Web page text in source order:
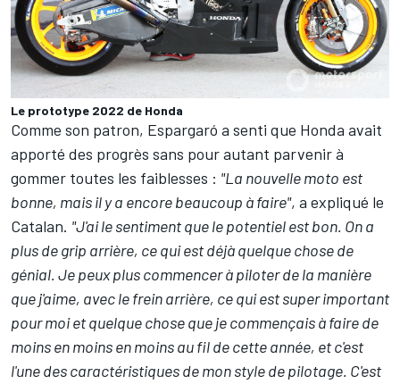
Le prototype 2022 de Honda
Comme son patron, Espargaró a senti que Honda avait
apporté des progrès sans pour autant parvenir à
gommer toutes les faiblesses : "La nouvelle moto est
bonne, mais il y a encore beaucoup à faire", a expliqué le
Catalan. "J'ai le sentiment que le potentiel est bon. On a
plus de grip arrière, ce qui est déjà quelque chose de
génial. Je peux plus commencer à piloter de la manière
que j'aime, avec le frein arrière, ce qui est super important
pour moi et quelque chose que je commençais à faire de
moins en moins en moins au fil de cette année, et c'est
l'une des caractéristiques de mon style de pilotage. C'est